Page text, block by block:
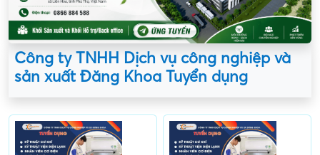
Công ty TNHH Dịch vụ công nghiệp và
sản xuất Đăng Khoa Tuyển dụng